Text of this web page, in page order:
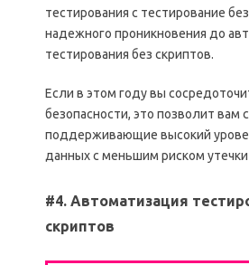
тестирования с тестирование
надежного проникновения до
тестирования без скриптов.
Если в этом году вы
безопасности, это позволит вам
поддерживающие высокий
данных с меньшим риском
#4. Автоматизация
скриптов